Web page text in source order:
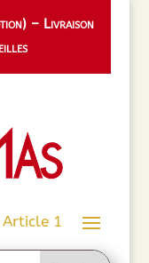
– Livraison
Article 1